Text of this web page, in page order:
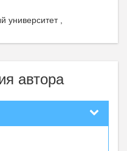
университет ,
автора